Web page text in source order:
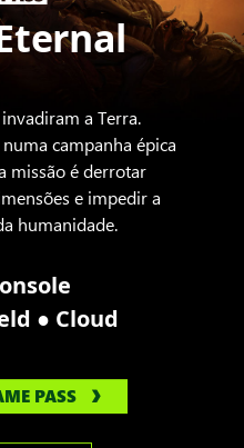
a Terra.
campanha épica
missão é derrotar
e impedir a
humanidade.
● Cloud
PASS